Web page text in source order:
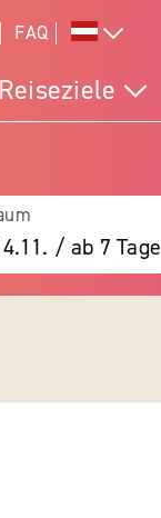
FAQ
Reiseziele
/ ab 7 Tage